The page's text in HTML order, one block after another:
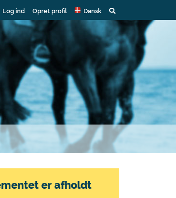
Log ind Opret profil Dansk
er afholdt